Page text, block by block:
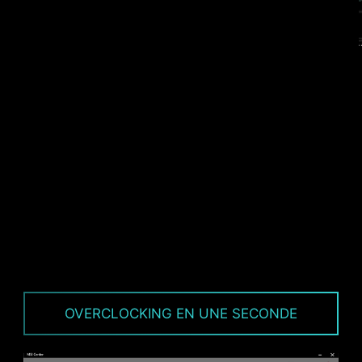
OVERCLOCKING EN UNE SECONDE
Veuillez vous référer à la page des caractéristiques
pour plus de détails.